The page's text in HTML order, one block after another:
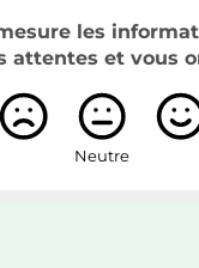
les
attentes et vous
Neutre